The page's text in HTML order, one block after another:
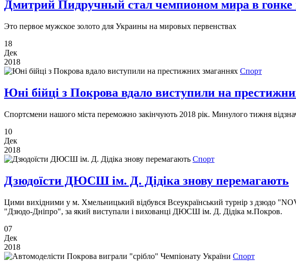
Дмитрий Пидручный стал чемпионом мира в гонке
Это первое мужское золото для Украины на мировых первенствах
18
Дек
2018
Спорт
Юні бійці з Покрова вдало виступили на
Спортсмени нашого міста переможно закінчують 2018 рік. Минулого тижня
10
Дек
2018
Спорт
Дзюдоїсти ДЮСШ ім. Д. Дідіка знову перемагають
Цими вихідними у м. Хмельницький відбувся Всеукраїнський турнір з дзюдо
"Дзюдо-Дніпро", за який виступали і вихованці ДЮСШ ім. Д. Дідіка м.Покров.
07
Дек
2018
Спорт